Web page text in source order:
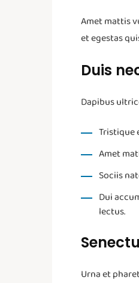
Amet mattis
et egestas
Duis
Dapibus
Tristique
Amet
Sociis
Dui
lectus.
Urna et